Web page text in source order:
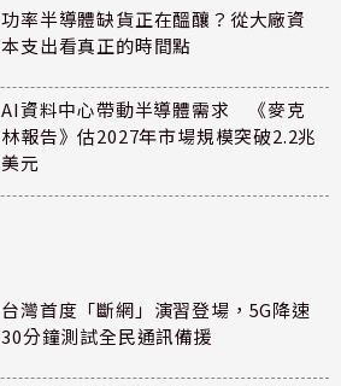
功率半導體缺貨正在醞釀？從大廠資
本支出看真正的時間點
AI資料中心帶動半導體需求 《麥克
林報告》估2027年市場規模突破2.2兆
美元
台灣首度「斷網」演習登場，5G降速
30分鐘測試全民通訊備援